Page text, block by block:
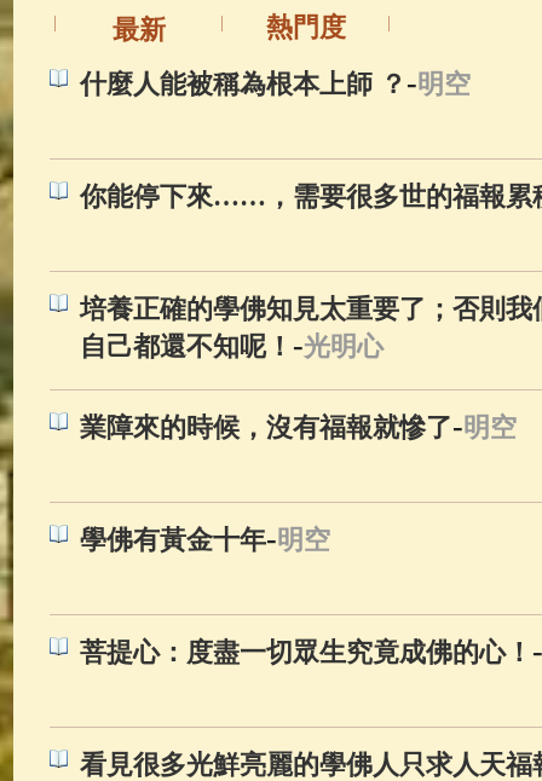
最新
熱門度
什麼人能被稱為根本上師 ？ -明空
你能停下來……，需要很多世的福報累
培養正確的學佛知見太重要了；否則
自己都還不知呢！ -光明心
業障來的時候，沒有福報就慘了-明空
學佛有黃金十年-明空
菩提心：度盡一切眾生究竟成佛的心！ -
看見很多光鮮亮麗的學佛人只求人天福